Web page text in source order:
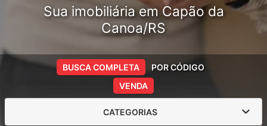
Sua imobiliária em Capão da
Canoa/RS
VENDA
BUSCA COMPLETA POR CÓDIGO
CATEGORIAS